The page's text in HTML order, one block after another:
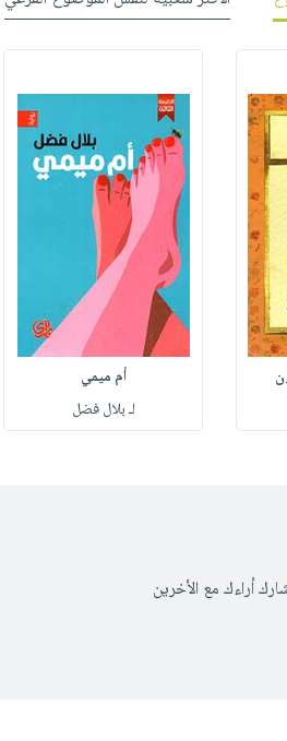
أم ميمي
لـ بلال فضل
أراءك مع الأخرين